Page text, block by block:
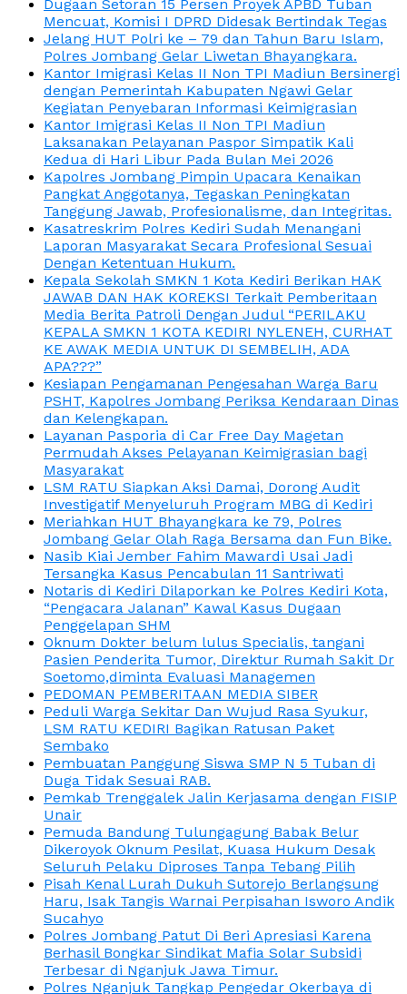
Dugaan Setoran 15 Persen Proyek APBD Tuban
Mencuat, Komisi I DPRD Didesak Bertindak Tegas
Jelang HUT Polri ke – 79 dan Tahun Baru Islam,
Polres Jombang Gelar Liwetan Bhayangkara.
Kantor Imigrasi Kelas II Non TPI Madiun Bersinergi
dengan Pemerintah Kabupaten Ngawi Gelar
Kegiatan Penyebaran Informasi Keimigrasian
Kantor Imigrasi Kelas II Non TPI Madiun
Laksanakan Pelayanan Paspor Simpatik Kali
Kedua di Hari Libur Pada Bulan Mei 2026
Kapolres Jombang Pimpin Upacara Kenaikan
Pangkat Anggotanya, Tegaskan Peningkatan
Tanggung Jawab, Profesionalisme, dan Integritas.
Kasatreskrim Polres Kediri Sudah Menangani
Laporan Masyarakat Secara Profesional Sesuai
Dengan Ketentuan Hukum.
Kepala Sekolah SMKN 1 Kota Kediri Berikan HAK
JAWAB DAN HAK KOREKSI Terkait Pemberitaan
Media Berita Patroli Dengan Judul “PERILAKU
KEPALA SMKN 1 KOTA KEDIRI NYLENEH, CURHAT
KE AWAK MEDIA UNTUK DI SEMBELIH, ADA
APA???”
Kesiapan Pengamanan Pengesahan Warga Baru
PSHT, Kapolres Jombang Periksa Kendaraan Dinas
dan Kelengkapan.
Layanan Pasporia di Car Free Day Magetan
Permudah Akses Pelayanan Keimigrasian bagi
Masyarakat
LSM RATU Siapkan Aksi Damai, Dorong Audit
Investigatif Menyeluruh Program MBG di Kediri
Meriahkan HUT Bhayangkara ke 79, Polres
Jombang Gelar Olah Raga Bersama dan Fun Bike.
Nasib Kiai Jember Fahim Mawardi Usai Jadi
Tersangka Kasus Pencabulan 11 Santriwati
Notaris di Kediri Dilaporkan ke Polres Kediri Kota,
“Pengacara Jalanan” Kawal Kasus Dugaan
Penggelapan SHM
Oknum Dokter belum lulus Specialis, tangani
Pasien Penderita Tumor, Direktur Rumah Sakit Dr
Soetomo,diminta Evaluasi Managemen
PEDOMAN PEMBERITAAN MEDIA SIBER
Peduli Warga Sekitar Dan Wujud Rasa Syukur,
LSM RATU KEDIRI Bagikan Ratusan Paket
Sembako
Pembuatan Panggung Siswa SMP N 5 Tuban di
Duga Tidak Sesuai RAB.
Pemkab Trenggalek Jalin Kerjasama dengan FISIP
Unair
Pemuda Bandung Tulungagung Babak Belur
Dikeroyok Oknum Pesilat, Kuasa Hukum Desak
Seluruh Pelaku Diproses Tanpa Tebang Pilih
Pisah Kenal Lurah Dukuh Sutorejo Berlangsung
Haru, Isak Tangis Warnai Perpisahan Isworo Andik
Sucahyo
Polres Jombang Patut Di Beri Apresiasi Karena
Berhasil Bongkar Sindikat Mafia Solar Subsidi
Terbesar di Nganjuk Jawa Timur.
Polres Nganjuk Tangkap Pengedar Okerbaya di